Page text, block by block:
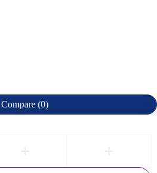
Compare (0)